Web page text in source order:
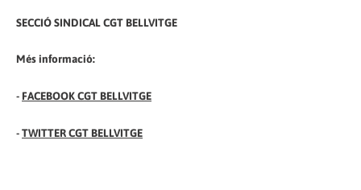
SECCIÓ SINDICAL CGT BELLVITGE
Més informació:
- FACEBOOK CGT BELLVITGE
-TWITTER CGT BELLVITGE